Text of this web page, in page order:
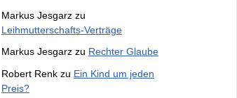
Markus Jesgarz zu
Leihmutterschafts-Verträge
Markus Jesgarz zu Rechter Glaube
Robert Renk zu Ein Kind um jeden
Preis?